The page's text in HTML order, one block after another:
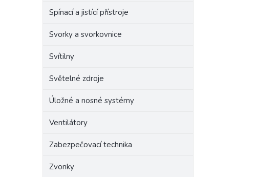
Spínací a jistící přístroje
Svorky a svorkovnice
Svítilny
Světelné zdroje
Úložné a nosné systémy
Ventilátory
Zabezpečovací technika
Zvonky